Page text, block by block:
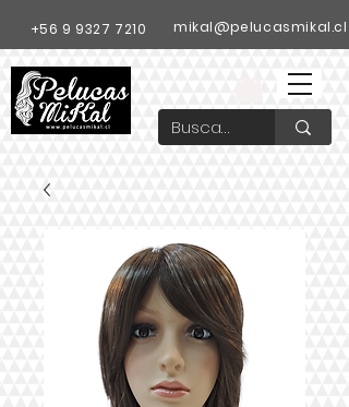
+56 9 9327 7210 mikal@pelucasmikal.cl